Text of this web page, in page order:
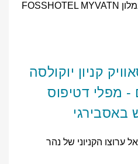
לינה וארוחת ערב במלון FOSSHOTEL MYVATN
קניון יוקולסה
- מפלי דטיפוס
באסבירגי
ערוצו הקניוני של נהר